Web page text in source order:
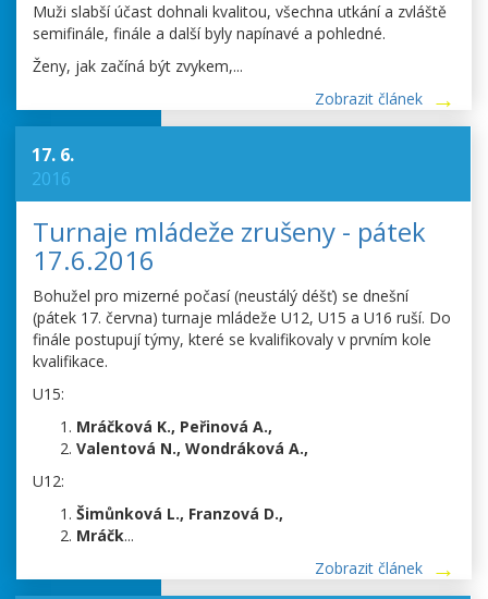
Muži slabší účast dohnali kvalitou, všechna utkání a zvláště
semifinále, finále a další byly napínavé a pohledné.
Ženy, jak začíná být zvykem,...
Zobrazit článek
17. 6.
2016
Turnaje mládeže zrušeny - pátek
17.6.2016
Bohužel pro mizerné počasí (neustálý déšť) se dnešní
(pátek 17. června) turnaje mládeže U12, U15 a U16 ruší. Do
finále postupují týmy, které se kvalifikovaly v prvním kole
kvalifikace.
U15:
Mráčková K., Peřinová A.,
Valentová N., Wondráková A.,
U12:
Šimůnková L., Franzová D.,
Mráčk...
Zobrazit článek